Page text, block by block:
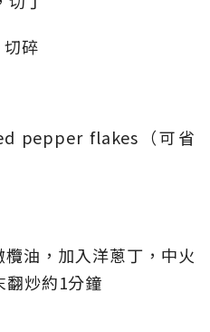
碎
pepper flakes（可省
油，加入洋蔥丁，中火
翻炒約1分鐘